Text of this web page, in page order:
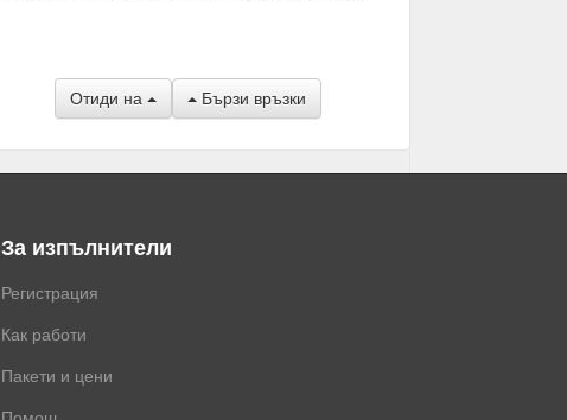
Отиди на Бързи връзки
За изпълнители
Регистрация
Как работи
Пакети и цени